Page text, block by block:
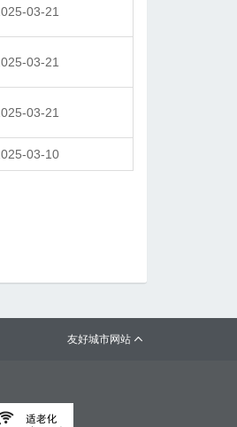
03-21
03-21
03-21
03-10
友好城市网站 